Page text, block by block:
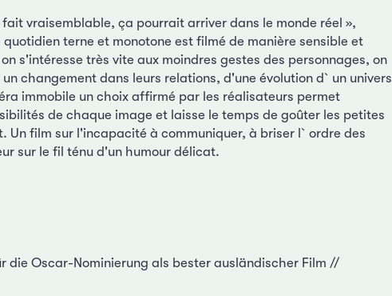
vraisemblable, ça pourrait arriver dans le monde réel »,
terne et monotone est filmé de manière sensible et
s'intéresse très vite aux moindres gestes des personnages, on
changement dans leurs relations, d'une évolution d`un univers
immobile un choix affirmé par les réalisateurs permet
de chaque image et laisse le temps de goûter les petites
Un film sur l'incapacité à communiquer, à briser l`ordre des
sur le fil ténu d'un humour délicat.
die Oscar-Nominierung als bester ausländischer Film //